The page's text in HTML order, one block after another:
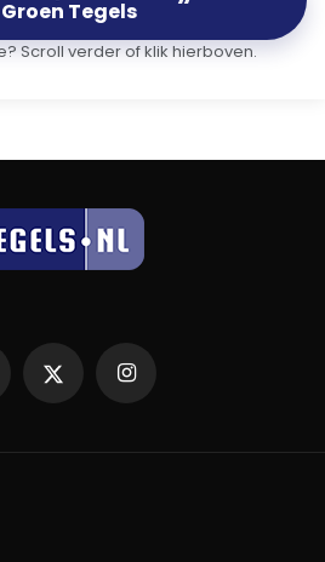
Tegels
Scroll verder of klik hierboven.
Instagram